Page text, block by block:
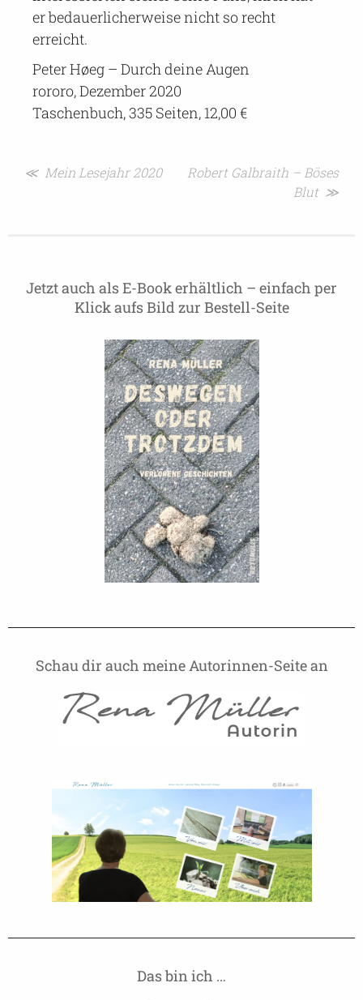
er bedauerlicherweise nicht so recht
erreicht.
Peter Høeg – Durch deine Augen
rororo, Dezember 2020
Taschenbuch, 335 Seiten, 12,00 €
Beitragsnavigation
≪ Mein Lesejahr 2020
Robert Galbraith – Böses
Blut ≫
Jetzt auch als E-Book erhältlich – einfach per
Klick aufs Bild zur Bestell-Seite
Schau dir auch meine Autorinnen-Seite an
Das bin ich …